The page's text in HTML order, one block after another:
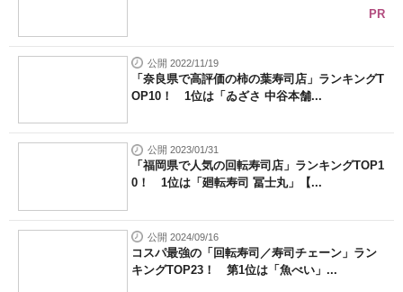
PR
公開 2022/11/19
「奈良県で高評価の柿の葉寿司店」ランキングT
OP10！ 1位は「ゐざさ 中谷本舗...
公開 2023/01/31
「福岡県で人気の回転寿司店」ランキングTOP1
0！ 1位は「廻転寿司 冨士丸」【...
公開 2024/09/16
コスパ最強の「回転寿司／寿司チェーン」ラン
キングTOP23！ 第1位は「魚べい」...